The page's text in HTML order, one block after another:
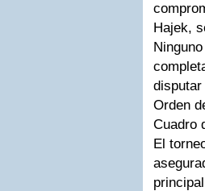
Hajek,
disputar
Orden
Cuadro
El